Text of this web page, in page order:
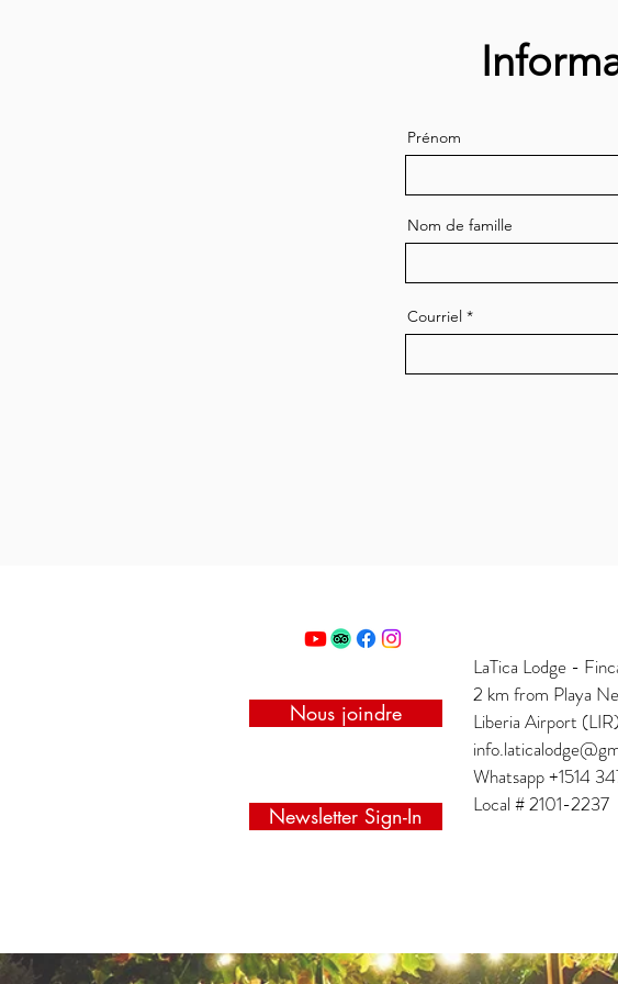
Prénom
Nom de famille
Courriel
Nous joindre
Newsletter Sign-In
LaTica Lodge -
2 km from Playa
Liberia Airport (LIR)
Whatsapp +1514
Local # 2101-2237